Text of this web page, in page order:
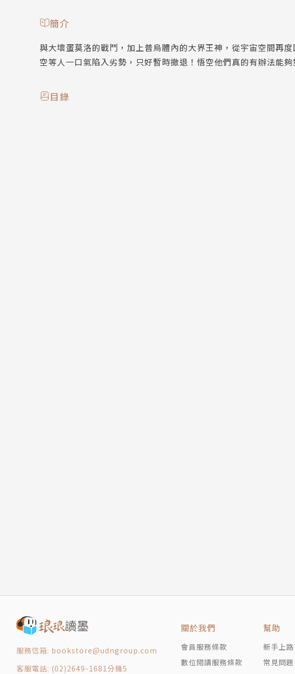
簡介
與大壞蛋莫洛的戰鬥，加上普烏體內的大界王神，從宇宙空間再
空等人一口氣陷入劣勢，只好暫時撤退！悟空他們真的有辦法能夠
目錄
服務信箱: bookstore@udngroup.com
客服電話: (02)2649-1681分機5
關於我們
會員服務條款
數位閱讀服務條款
幫助
新手上路
常見問題